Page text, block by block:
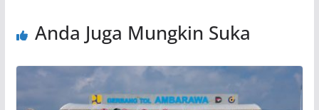
Anda Juga Mungkin Suka